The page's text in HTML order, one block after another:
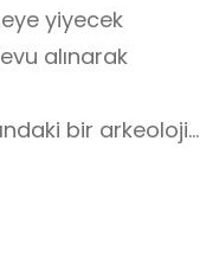
yiyecek
alınarak
bir arkeolojik
kalıntılara ve